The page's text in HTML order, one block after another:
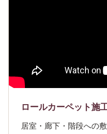
ロールカーペット施
居室・廊下・階段への